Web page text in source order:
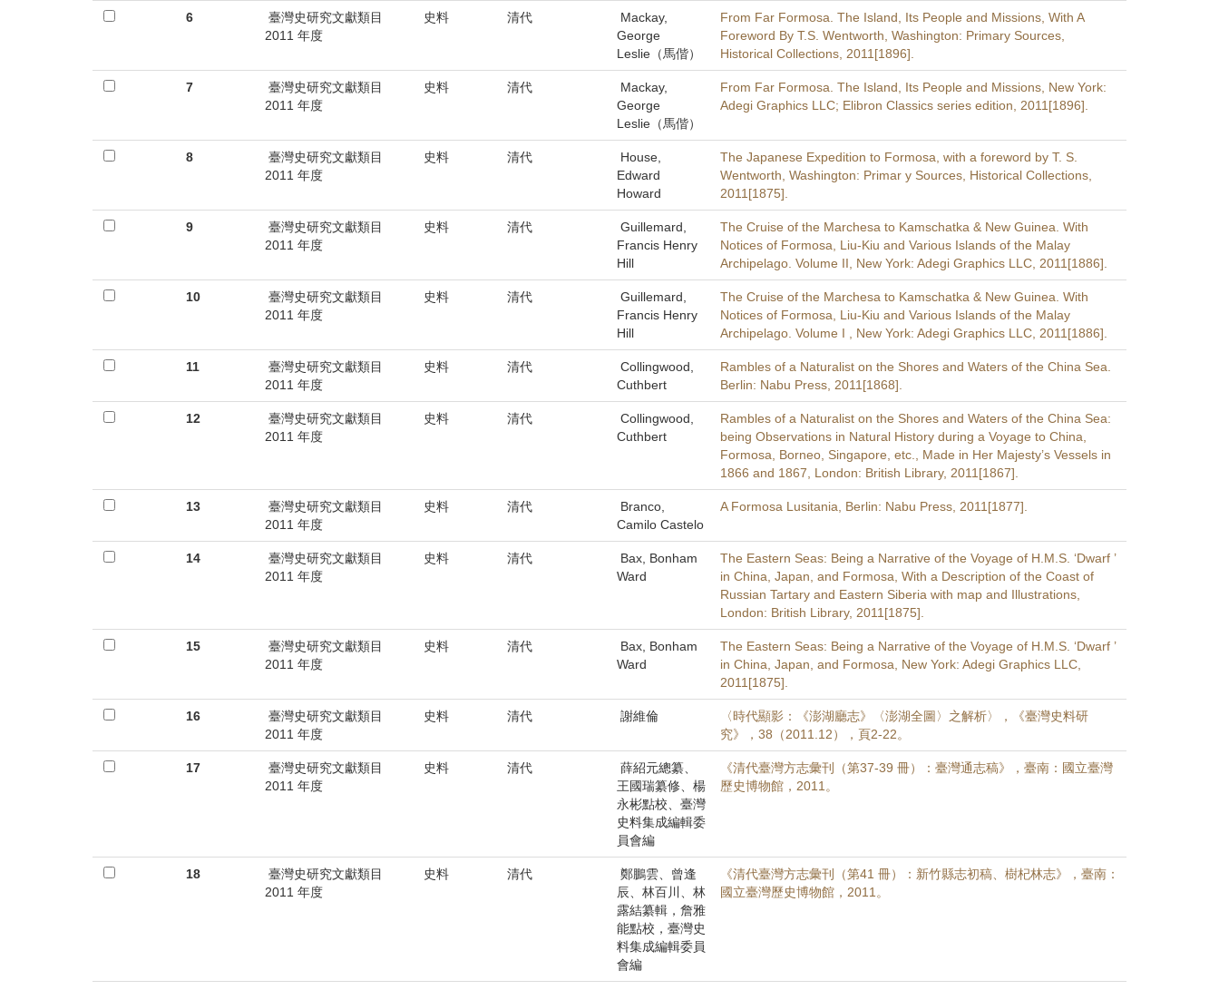
6
臺灣史研究文獻類目
2011 年度
史料 清代
Mackay,
George
Leslie（馬偕）
From Far Formosa. The Island, Its People and Missions, With A
Foreword By T.S. Wentworth, Washington: Primary Sources,
Historical Collections, 2011[1896].
7
臺灣史研究文獻類目
2011 年度
史料 清代
Mackay,
George
Leslie（馬偕）
From Far Formosa. The Island, Its People and Missions, New York:
Adegi Graphics LLC; Elibron Classics series edition, 2011[1896].
8
臺灣史研究文獻類目
2011 年度
史料 清代
House,
Edward
Howard
The Japanese Expedition to Formosa, with a foreword by T. S.
Wentworth, Washington: Primar y Sources, Historical Collections,
2011[1875].
9
臺灣史研究文獻類目
2011 年度
史料 清代
Guillemard,
Francis Henry
Hill
The Cruise of the Marchesa to Kamschatka & New Guinea. With
Notices of Formosa, Liu-Kiu and Various Islands of the Malay
Archipelago. Volume II, New York: Adegi Graphics LLC, 2011[1886].
10
臺灣史研究文獻類目
2011 年度
史料 清代
Guillemard,
Francis Henry
Hill
The Cruise of the Marchesa to Kamschatka & New Guinea. With
Notices of Formosa, Liu-Kiu and Various Islands of the Malay
Archipelago. Volume I , New York: Adegi Graphics LLC, 2011[1886].
11
臺灣史研究文獻類目
2011 年度
史料 清代
Collingwood,
Cuthbert
Rambles of a Naturalist on the Shores and Waters of the China Sea.
Berlin: Nabu Press, 2011[1868].
12
臺灣史研究文獻類目
2011 年度
史料 清代
Collingwood,
Cuthbert
Rambles of a Naturalist on the Shores and Waters of the China Sea:
being Observations in Natural History during a Voyage to China,
Formosa, Borneo, Singapore, etc., Made in Her Majesty’s Vessels in
1866 and 1867, London: British Library, 2011[1867].
13
臺灣史研究文獻類目
2011 年度
史料 清代
Branco,
Camilo Castelo
A Formosa Lusitania, Berlin: Nabu Press, 2011[1877].
14
臺灣史研究文獻類目
2011 年度
史料 清代
Bax, Bonham
Ward
The Eastern Seas: Being a Narrative of the Voyage of H.M.S. ‘Dwarf ’
in China, Japan, and Formosa, With a Description of the Coast of
Russian Tartary and Eastern Siberia with map and Illustrations,
London: British Library, 2011[1875].
15
臺灣史研究文獻類目
2011 年度
史料 清代
Bax, Bonham
Ward
The Eastern Seas: Being a Narrative of the Voyage of H.M.S. ‘Dwarf ’
in China, Japan, and Formosa, New York: Adegi Graphics LLC,
2011[1875].
16
臺灣史研究文獻類目
2011 年度
史料 清代 謝維倫
〈時代顯影：《澎湖廳志》〈澎湖全圖〉之解析〉，《臺灣史料研
究》，38（2011.12），頁2-22。
17
臺灣史研究文獻類目
2011 年度
史料 清代
薛紹元總纂、
王國瑞纂修、楊
永彬點校、臺灣
史料集成編輯委
員會編
《清代臺灣方志彙刊（第37-39 冊）：臺灣通志稿》，臺南：國立臺灣
歷史博物館，2011。
18
臺灣史研究文獻類目
2011 年度
史料 清代
鄭鵬雲、曾逢
辰、林百川、林
露結纂輯，詹雅
能點校，臺灣史
料集成編輯委員
會編
《清代臺灣方志彙刊（第41 冊）：新竹縣志初稿、樹杞林志》，臺南：
國立臺灣歷史博物館，2011。